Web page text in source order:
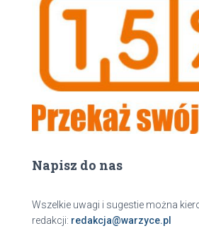
Napisz do nas
Wszelkie uwagi i sugestie można
redakcji: redakcja@warzyce.pl